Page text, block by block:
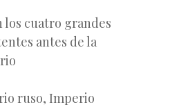
los cuatro grandes
antes de la
ruso, Imperio